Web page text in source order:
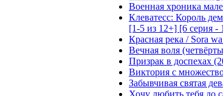
Военная хроника
Клеватесс: Король
[1-5 из 12+] [6 серия -
Красная река / Sora
Вечная воля
Призрак в доспехах
Виктория с
Забывчивая святая
Хочу любить тебя до